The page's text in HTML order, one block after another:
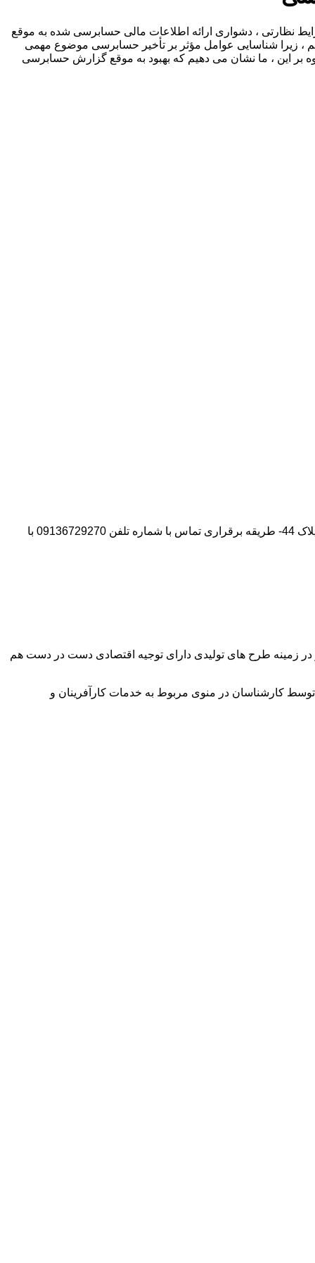
نظارتی ، دشواری ارائه اطلاعات مالی حسابرسی شده به موقع
، زیرا شناسایی عوامل مؤثر بر تأخیر حسابرسی موضوع مهمی
بر این ، ما نشان می دهیم که بهبود به موقع گزارش حسابرسی
آدرس شرکت:استان تهران- شهر پیشوا- روبروی درب دانشگاه آزاد واحد ورامین – پیشوا – خیابان سروستان- انتهای کوچه سروستان نهم – پلاک 44- طریقه برقراری تماس با شماره تلفن 09136729270 با
در زمینه طرح های تولیدی دارای توجیه اقتصادی دست در دست هم
کارشناسان در منوی مربوط به خدمات کارآفرینان و